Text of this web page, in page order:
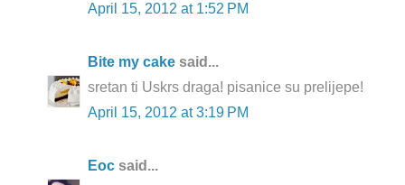
April 15, 2012 at 1:52 PM
Bite my cake said...
sretan ti Uskrs draga! pisanice su prelijepe!
April 15, 2012 at 3:19 PM
Еoc said...